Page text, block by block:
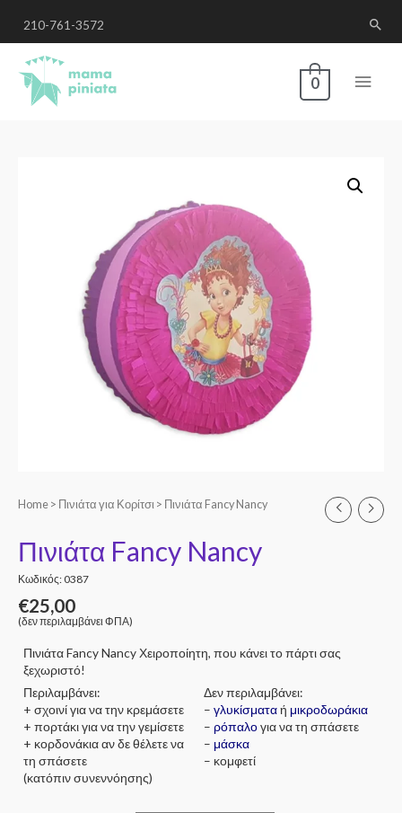
210-761-3572
0
Home > Πινιάτα για Κορίτσι > Πινιάτα Fancy Nancy
Πινιάτα Fancy Nancy
Κωδικός: 0387
€25,00
(δεν περιλαμβάνει ΦΠΑ)
Πινιάτα Fancy Nancy Χειροποίητη, που κάνει το πάρτι σας
ξεχωριστό!
Περιλαμβάνει:
+ σχοινί για να την κρεμάσετε
+ πορτάκι για να την γεμίσετε
+ κορδονάκια αν δε θέλετε να
τη σπάσετε
(κατόπιν συνεννόησης)
Δεν περιλαμβάνει:
– γλυκίσματαή μικροδωράκια
– ρόπαλογια να τη σπάσετε
– μάσκα
– κομφετί